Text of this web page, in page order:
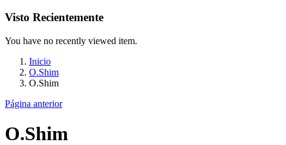
Visto Recientemente
You have no recently viewed item.
Inicio
O.Shim
O.Shim
Página anterior
O.Shim